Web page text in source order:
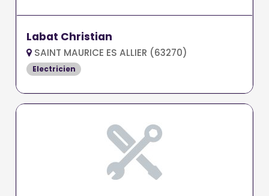
Labat Christian
SAINT MAURICE ES ALLIER (63270)
Electricien